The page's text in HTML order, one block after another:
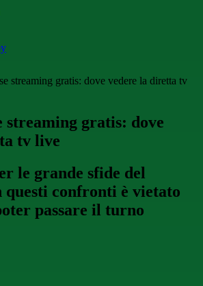
streaming gratis: dove vedere la diretta tv
streaming gratis: dove
tv live
le grande sfide del
confronti è vietato
passare il turno